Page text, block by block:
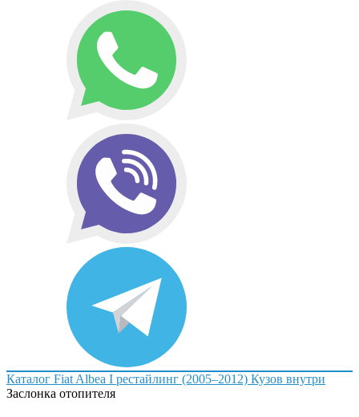
Каталог Fiat Albea I рестайлинг (2005–2012) Кузов внутри
Заслонка отопителя